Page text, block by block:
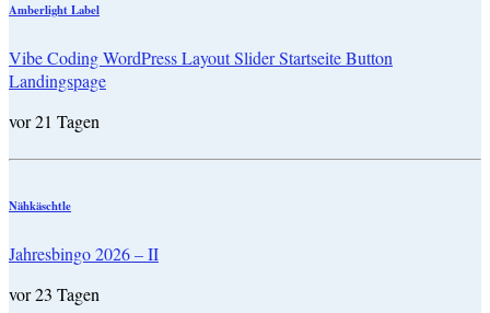
Amberlight Label
Vibe Coding WordPress Layout Slider Startseite Button
Landingspage
vor 21 Tagen
Nähkäschtle
Jahresbingo 2026 – II
vor 23 Tagen